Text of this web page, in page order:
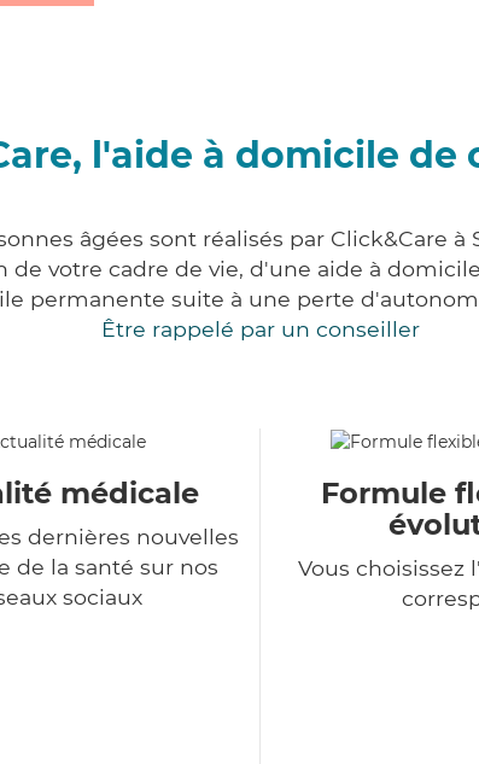
l'aide à domicile de
âgées sont réalisés par Click&Care
votre cadre de vie, d'une aide à
permanente suite à une perte
Être rappelé par un conseiller
médicale
dernières nouvelles
de la santé sur nos
sociaux
Formule
Vous choisissez